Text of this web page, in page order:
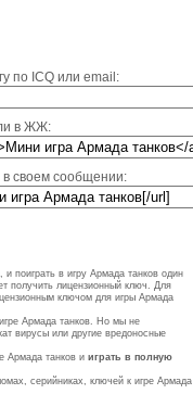
по ICQ или email:
в ЖЖ:
своем сообщении:
и поиграть в игру Армада танков один
получить лицензионный ключ. Для
ключом для игры Армада
Армада танков. Но мы не
вирусы или другие вредоносные
Армада танков и играть в полную
серийниках, ключей к игре Армада